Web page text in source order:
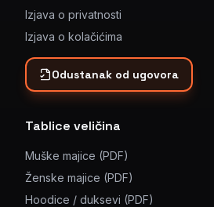
Izjava o privatnosti
Izjava o kolačićima
Odustanak od ugovora
Tablice veličina
Muške majice (PDF)
Ženske majice (PDF)
Hoodice / duksevi (PDF)